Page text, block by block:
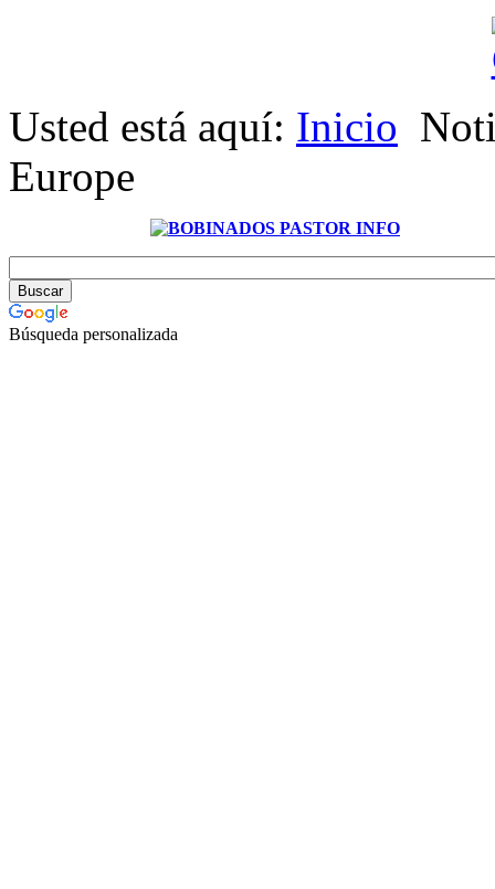
Usted está aquí: Inicio
Europe
Búsqueda personalizada